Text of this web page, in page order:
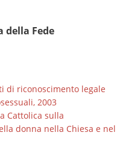
della Fede
di riconoscimento legale
2003
Cattolica sulla
donna nella Chiesa e nel